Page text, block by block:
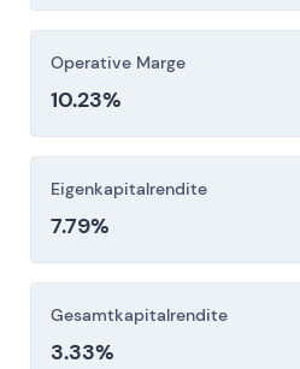
Integrationskomplexität).
Operative Marge
10.23%
Eigenkapitalrendite
7.79%
Gesamtkapitalrendite
3.33%